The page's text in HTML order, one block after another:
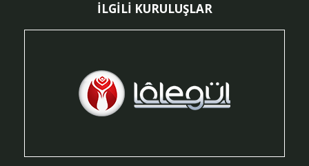
İLGİLİ KURULUŞLAR